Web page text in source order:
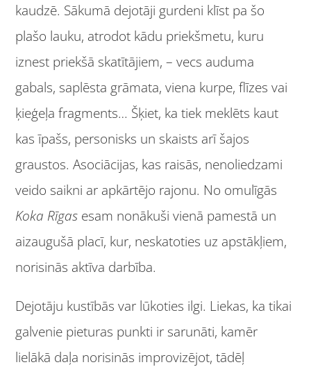
kaudzē. Sākumā dejotāji gurdeni klīst pa šo
plašo lauku, atrodot kādu priekšmetu, kuru
iznest priekšā skatītājiem, – vecs auduma
gabals, saplēsta grāmata, viena kurpe, flīzes vai
ķieģeļa fragments… Šķiet, ka tiek meklēts kaut
kas īpašs, personisks un skaists arī šajos
graustos. Asociācijas, kas raisās, nenoliedzami
veido saikni ar apkārtējo rajonu. No omulīgās
Koka Rīgas esam nonākuši vienā pamestā un
aizaugušā placī, kur, neskatoties uz apstākļiem,
norisinās aktīva darbība.
Dejotāju kustībās var lūkoties ilgi. Liekas, ka tikai
galvenie pieturas punkti ir sarunāti, kamēr
lielākā daļa norisinās improvizējot, tādēļ